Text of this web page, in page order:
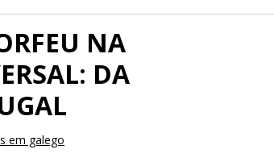
NA
DA
em galego